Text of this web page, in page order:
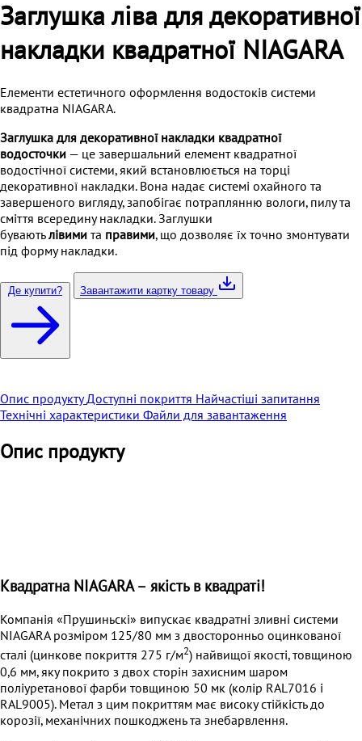
Заглушка ліва для декоративної
накладки квадратної NIAGARA
Елементи естетичного оформлення водостоків системи
квадратна NIAGARA.
Заглушка для декоративної накладки квадратної
водосточки — це завершальний елемент квадратної
водостічної системи, який встановлюється на торці
декоративної накладки. Вона надає системі охайного та
завершеного вигляду, запобігає потраплянню вологи, пилу та
сміття всередину накладки. Заглушки
буваютьлівими та правими, що дозволяє їх точно змонтувати
під форму накладки.
Де купити? Завантажити картку товару
Опис продуктуДоступні покриття Найчастіші запитання
Технічні характеристики Файли для завантаження
Опис продукту
Квадратна NIAGARA – якість в квадраті!
Компанія «Прушиньскі» випускає квадратні зливні системи
NIAGARA розміром 125/80 мм з двосторонньо оцинкованої
сталі (цинкове покриття 275 г/м2) найвищої якості, товщиною
0,6 мм, яку покрито з двох сторін захисним шаром
поліуретанової фарби товщиною 50 мк (колір RAL7016 i
RAL9005). Метал з цим покриттям має високу стійкість до
корозії, механічних пошкоджень та знебарвлення.